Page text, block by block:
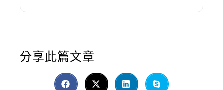
分享此篇文章